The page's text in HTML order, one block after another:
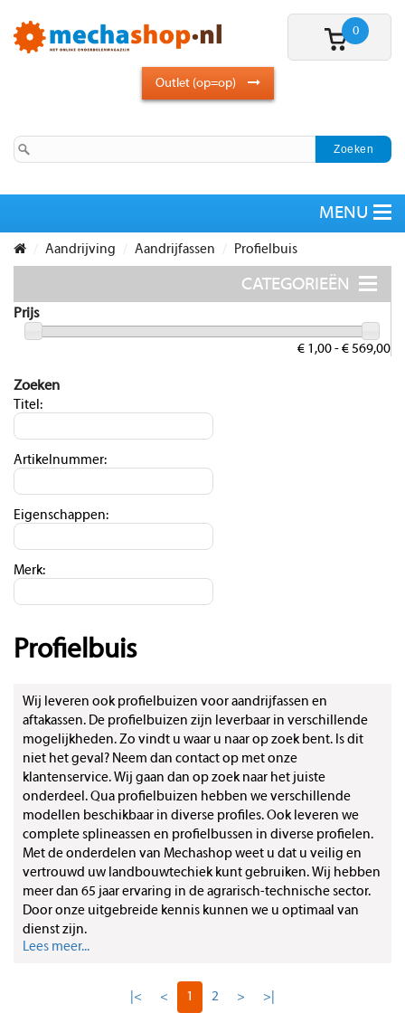
0
Outlet (op=op)
Aandrijving Aandrijfassen Profielbuis
Prijs
€ 1,00 - € 569,00
Zoeken
Titel:
Artikelnummer:
Eigenschappen:
Merk:
Profielbuis
Wij leveren ook profielbuizen voor aandrijfassen en
aftakassen. De profielbuizen zijn leverbaar in verschillende
mogelijkheden. Zo vindt u waar u naar op zoek bent. Is dit
niet het geval? Neem dan contact op met onze
klantenservice. Wij gaan dan op zoek naar het juiste
onderdeel. Qua profielbuizen hebben we verschillende
modellen beschikbaar in diverse profiles. Ook leveren we
complete splineassen en profielbussen in diverse profielen.
Met de onderdelen van Mechashop weet u dat u veilig en
vertrouwd uw landbouwtechiek kunt gebruiken. Wij hebben
meer dan 65 jaar ervaring in de agrarisch-technische sector.
Door onze uitgebreide kennis kunnen we u optimaal van
dienst zijn.
Lees meer...
|< < 1 2 >
>|